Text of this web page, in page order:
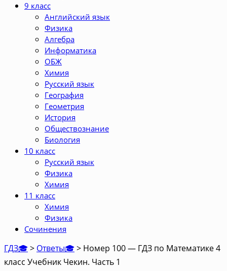
9 класс
Английский язык
Физика
Алгебра
Информатика
ОБЖ
Химия
Русский язык
География
Геометрия
История
Обществознание
Биология
10 класс
Русский язык
Физика
Химия
11 класс
Химия
Физика
Сочинения
ГДЗ🎓> Ответы🎓> Номер 100 — ГДЗ по Математике 4
класс Учебник Чекин. Часть 1